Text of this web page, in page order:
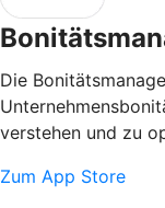
Die
verstehen und zu
Zum App Store